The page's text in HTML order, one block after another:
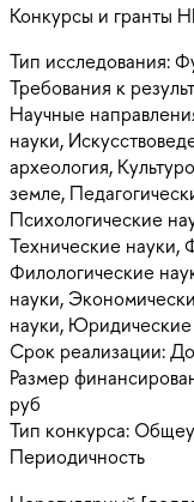
Конкурсы и
Тип исследования:
Требования к
Научные
науки,
археология,
земле,
Психологические
Технические науки,
Филологические
науки,
науки, Юридические
Срок реализации:
Размер
руб
Тип конкурса:
Периодичность